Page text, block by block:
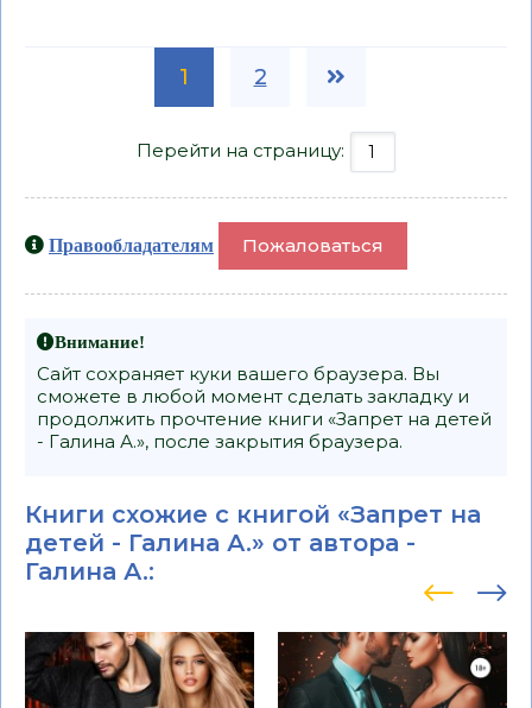
1 2
Перейти на страницу:
Правообладателям Пожаловаться
Внимание!
Сайт сохраняет куки вашего браузера. Вы
сможете в любой момент сделать закладку и
продолжить прочтение книги «Запрет на детей
- Галина А.», после закрытия браузера.
Книги схожие с книгой «Запрет на
детей - Галина А.» от автора -
Галина А.: